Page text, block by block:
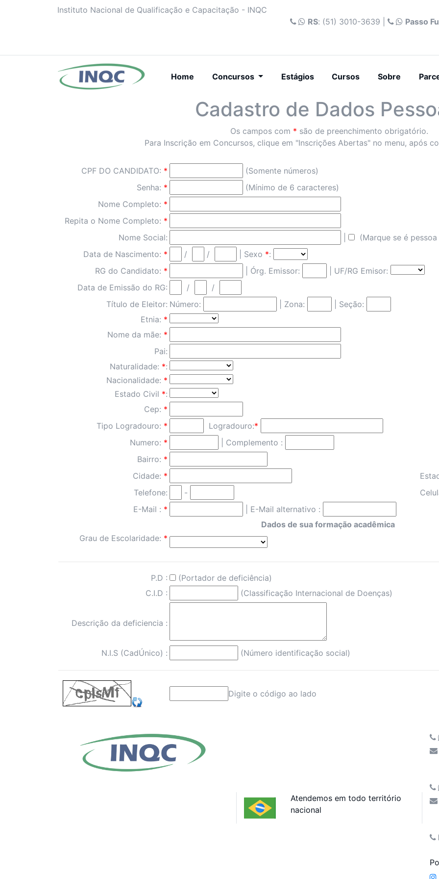
Instituto Nacional de Qualificação e Capacitação - INQC
RS: (51) 3010-3639 | Passo
Home (current)
Concursos Estágios Cursos Sobre
Cadastro de Dados
Os campos com * são de preenchimento obrigatório.
Para Inscrição em Concursos, clique em "Inscrições Abertas" no menu, após
CPF DO CANDIDATO: *
(Somente números)
Senha: *
(Mínimo de 6 caracteres)
Nome Completo: *
Repita o Nome Completo: *
Nome Social:
(Marque se é
Data de Nascimento: * / / | Sexo *:
RG do Candidato: * Órg. Emissor:
| UF/RG Emisor:
Data de Emissão do RG:
/
/
Título de Eleitor: Número: | Zona:
| Seção:
Etnia: *
Nome da mãe: *
Pai:
Naturalidade: *:
Nacionalidade: *
Estado Civil *:
Cep: *
Tipo Logradouro: * Logradouro:*
Numero: *
| Complemento :
Bairro: *
Cidade: *
Telefone:
-
E-Mail : *
E-Mail alternativo :
Dados de sua formação acadêmica
Grau de Escolaridade: *
P.D :
(Portador de deficiência)
C.I.D :
(Classificação Internacional de Doenças)
Descrição da deficiencia :
N.I.S (CadÚnico) : (Número identificação social)
Digite o código ao lado
Atendemos em todo território
nacional